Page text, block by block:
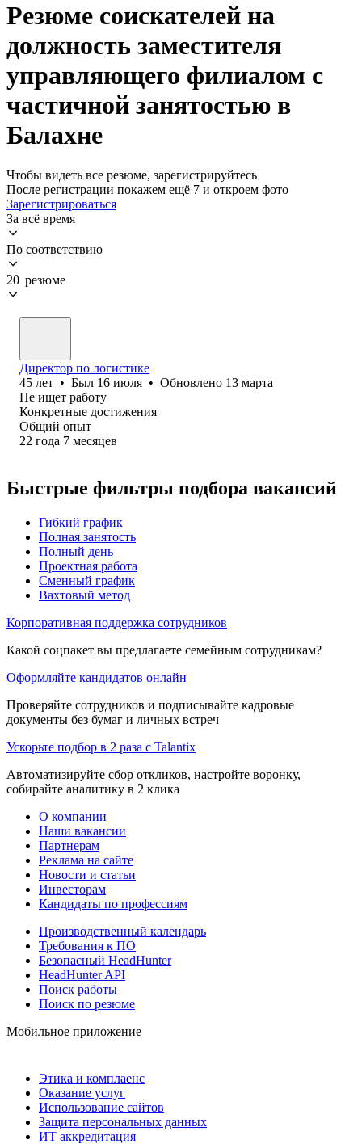
Резюме соискателей на
должность заместителя
управляющего филиалом с
частичной занятостью в
Балахне
Чтобы видеть все резюме, зарегистрируйтесь
После регистрации покажем ещё 7 и откроем фото
Зарегистрироваться
За всё время
По соответствию
20 резюме
Директор по логистике
45 лет • Был 16 июля • Обновлено 13 марта
Не ищет работу
Конкретные достижения
Общий опыт
22 года 7 месяцев
Быстрые фильтры подбора вакансий
Гибкий график
Полная занятость
Полный день
Проектная работа
Сменный график
Вахтовый метод
Корпоративная поддержка сотрудников
Какой соцпакет вы предлагаете семейным сотрудникам?
Оформляйте кандидатов онлайн
Проверяйте сотрудников и подписывайте кадровые
документы без бумаг и личных встреч
Ускорьте подбор в 2 раза с Talantix
Автоматизируйте сбор откликов, настройте воронку,
собирайте аналитику в 2 клика
О компании
Наши вакансии
Партнерам
Реклама на сайте
Новости и статьи
Инвесторам
Кандидаты по профессиям
Производственный календарь
Требования к ПО
Безопасный HeadHunter
HeadHunter API
Поиск работы
Поиск по резюме
Мобильное приложение
Этика и комплаенс
Оказание услуг
Использование сайтов
Защита персональных данных
ИТ аккредитация